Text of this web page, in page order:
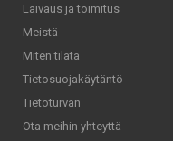
Laivaus ja toimitus
Meistä
Miten tilata
Tietosuojakäytäntö
Tietoturvan
Ota meihin yhteyttä